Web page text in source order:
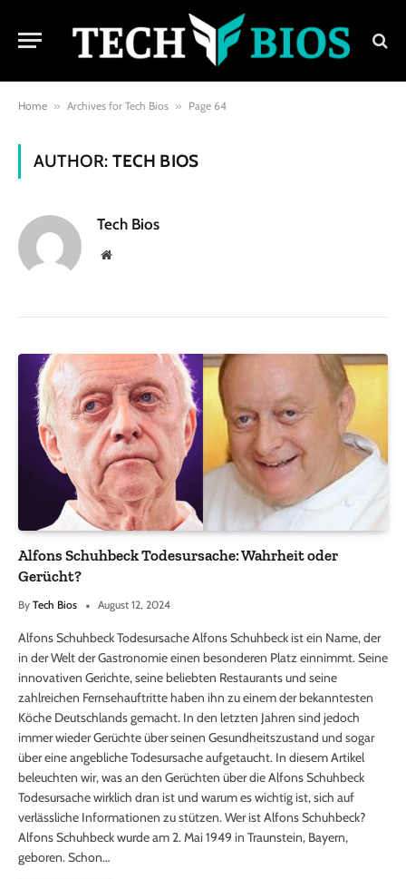
Home » Archives for Tech Bios » Page 64
AUTHOR: TECH BIOS
Tech Bios
Website
Alfons Schuhbeck Todesursache: Wahrheit oder
Gerücht?
By Tech Bios August 12, 2024
Alfons Schuhbeck Todesursache Alfons Schuhbeck ist ein Name, der
in der Welt der Gastronomie einen besonderen Platz einnimmt. Seine
innovativen Gerichte, seine beliebten Restaurants und seine
zahlreichen Fernsehauftritte haben ihn zu einem der bekanntesten
Köche Deutschlands gemacht. In den letzten Jahren sind jedoch
immer wieder Gerüchte über seinen Gesundheitszustand und sogar
über eine angebliche Todesursache aufgetaucht. In diesem Artikel
beleuchten wir, was an den Gerüchten über die Alfons Schuhbeck
Todesursache wirklich dran ist und warum es wichtig ist, sich auf
verlässliche Informationen zu stützen. Wer ist Alfons Schuhbeck?
Alfons Schuhbeck wurde am 2. Mai 1949 in Traunstein, Bayern,
geboren. Schon…